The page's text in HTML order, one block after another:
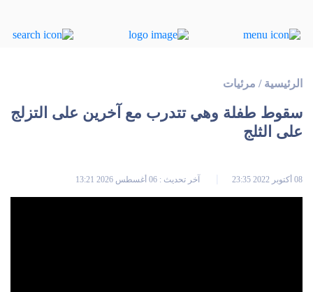
الرئيسية / مرئيات
سقوط طفلة وهي تتدرب مع آخرين على التزلج
على الثلج
08 أكتوبر 2022 23:35 آخر تحديث : 06 أغسطس 2026 13:21